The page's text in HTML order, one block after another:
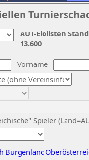
Vorname
Spieler
Burgenland
AUT-Elolisten
13.600